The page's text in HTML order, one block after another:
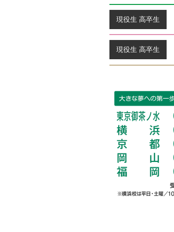
現役生 高卒生
現役生 高卒生